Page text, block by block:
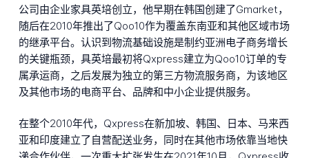
公司由企业家具英培创立，他早期在韩国创建了Gmarket，
随后在2010年推出了Qoo10作为覆盖东南亚和其他区域市场
的继承平台。认识到物流基础设施是制约亚洲电子商务增长
的关键瓶颈，具英培最初将Qxpress建立为Qoo10订单的专
属承运商，之后发展为独立的第三方物流服务商，为该地区
及其他市场的电商平台、品牌和中小企业提供服务。
在整个2010年代，Qxpress在新加坡、韩国、日本、马来西
亚和印度建立了自营配送业务，同时在其他市场依靠当地快